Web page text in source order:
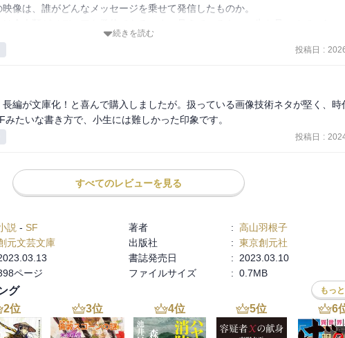
像は、誰がどんなメッセージを乗せて発信したものか。
続きを読む
投稿日 :
編が文庫化！と喜んで購入しましたが。扱っている画像技術ネタが堅く、時
たいな書き方で、小生には難しかった印象です。
投稿日 :
すべてのレビューを見る
説 - SF 著者 : 高山羽根子
元文芸文庫 出版社 : 東京創元社
書誌発売日 :
2023.03.10
ページ ファイルサイズ : 0.7MB
グ もっ
2位 3位 4位 5位 6